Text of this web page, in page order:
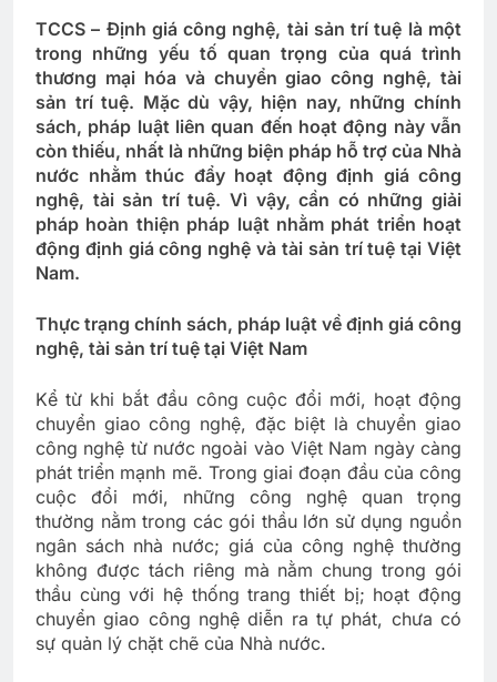
TCCS – Định giá công nghệ, tài sản trí tuệ là một
trong những yếu tố quan trọng của quá trình
thương mại hóa và chuyển giao công nghệ, tài
sản trí tuệ. Mặc dù vậy, hiện nay, những chính
sách, pháp luật liên quan đến hoạt động này vẫn
còn thiếu, nhất là những biện pháp hỗ trợ của Nhà
nước nhằm thúc đẩy hoạt động định giá công
nghệ, tài sản trí tuệ. Vì vậy, cần có những giải
pháp hoàn thiện pháp luật nhằm phát triển hoạt
động định giá công nghệ và tài sản trí tuệ tại Việt
Nam.
Thực trạng chính sách, pháp luật về định giá công
nghệ, tài sản trí tuệ tại Việt Nam
Kể từ khi bắt đầu công cuộc đổi mới, hoạt động
chuyển giao công nghệ, đặc biệt là chuyển giao
công nghệ từ nước ngoài vào Việt Nam ngày càng
phát triển mạnh mẽ. Trong giai đoạn đầu của công
cuộc đổi mới, những công nghệ quan trọng
thường nằm trong các gói thầu lớn sử dụng nguồn
ngân sách nhà nước; giá của công nghệ thường
không được tách riêng mà nằm chung trong gói
thầu cùng với hệ thống trang thiết bị; hoạt động
chuyển giao công nghệ diễn ra tự phát, chưa có
sự quản lý chặt chẽ của Nhà nước.